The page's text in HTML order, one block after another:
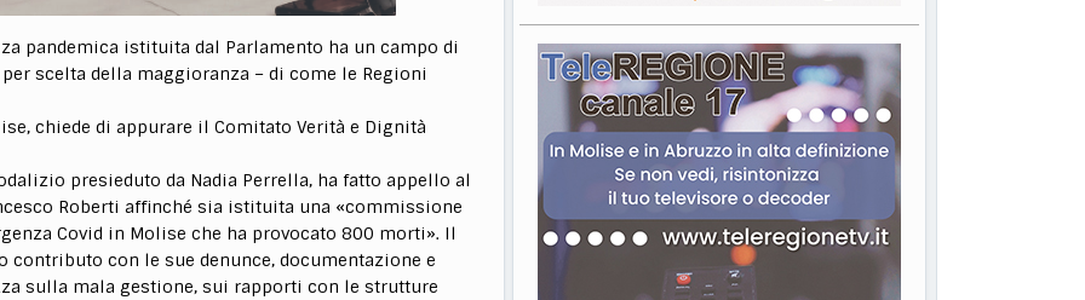
pandemica istituita dal Parlamento ha un campo di
scelta della maggioranza – di come le Regioni
chiede di appurare il Comitato Verità e Dignità
presieduto da Nadia Perrella, ha fatto appello al
Roberti affinché sia istituita una «commissione
Covid in Molise che ha provocato 800 morti». Il
contributo con le sue denunce, documentazione e
sulla mala gestione, sui rapporti con le strutture